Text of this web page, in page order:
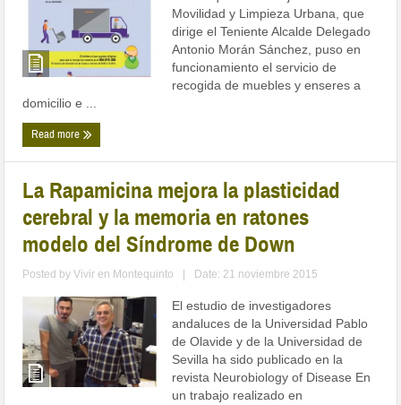
Movilidad y Limpieza Urbana, que
dirige el Teniente Alcalde Delegado
Antonio Morán Sánchez, puso en
funcionamiento el servicio de
recogida de muebles y enseres a
domicilio e ...
Read more
La Rapamicina mejora la plasticidad
cerebral y la memoria en ratones
modelo del Síndrome de Down
Posted byVivir en Montequinto Date: 21 noviembre 2015
El estudio de investigadores
andaluces de la Universidad Pablo
de Olavide y de la Universidad de
Sevilla ha sido publicado en la
revista Neurobiology of Disease En
un trabajo realizado en